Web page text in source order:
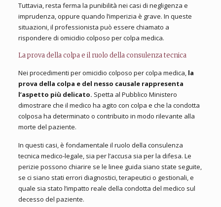
Tuttavia, resta ferma la punibilità nei casi di negligenza e
imprudenza, oppure quando l’imperizia è grave. In queste
situazioni, il professionista può essere chiamato a
rispondere di omicidio colposo per colpa medica.
La prova della colpa e il ruolo della consulenza tecnica
Nei procedimenti per omicidio colposo per colpa medica, la
prova della colpa e del nesso causale rappresenta
l’aspetto più delicato. Spetta al Pubblico Ministero
dimostrare che il medico ha agito con colpa e che la condotta
colposa ha determinato o contribuito in modo rilevante alla
morte del paziente.
In questi casi, è fondamentale il ruolo della consulenza
tecnica medico-legale, sia per l’accusa sia per la difesa. Le
perizie possono chiarire se le linee guida siano state seguite,
se ci siano stati errori diagnostici, terapeutici o gestionali, e
quale sia stato l’impatto reale della condotta del medico sul
decesso del paziente.